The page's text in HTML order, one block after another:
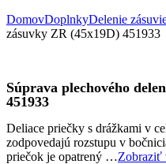
DomovDoplnkyDelenie
zásuvky ZR (45x19D) 451933
Súprava plechového
451933
Deliace priečky s drážkami v
zodpovedajú rozstupu v
priečok je opatrený …Zobraziť